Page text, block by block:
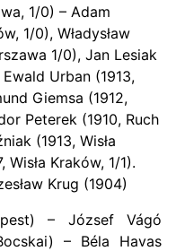
1/0) – Adam
1/0), Władysław
1/0), Jan Lesiak
Urban (1913,
Giemsa (1912,
Peterek (1910, Ruch
(1913, Wisła
Kraków, 1/1).
Krug (1904)
– József Vágó
– Béla Havas